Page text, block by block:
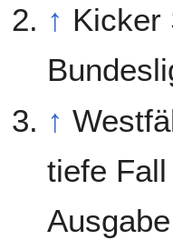
↑ Kicker
↑
tiefe